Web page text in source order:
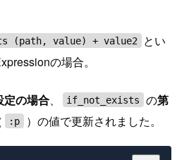
(path, value) + value2
とい
の場合。
定の場合、 if_not_exists の第
:p ）の値で更新されました。